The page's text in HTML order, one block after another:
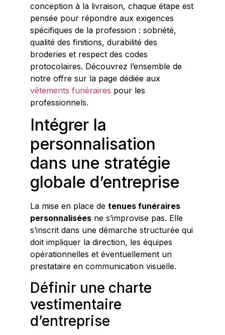
conception à la livraison, chaque étape est
pensée pour répondre aux exigences
spécifiques de la profession : sobriété,
qualité des finitions, durabilité des
broderies et respect des codes
protocolaires. Découvrez l’ensemble de
notre offre sur la page dédiée aux
vêtements funéraires pour les
professionnels.
Intégrer la
personnalisation
dans une stratégie
globale d’entreprise
La mise en place de tenues funéraires
personnalisées ne s’improvise pas. Elle
s’inscrit dans une démarche structurée qui
doit impliquer la direction, les équipes
opérationnelles et éventuellement un
prestataire en communication visuelle.
Définir une charte
vestimentaire
d’entreprise